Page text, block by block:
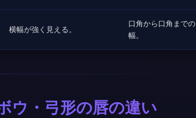
横幅が強く見える。
口角から口角までの
幅。
ウ・弓形の唇の違い